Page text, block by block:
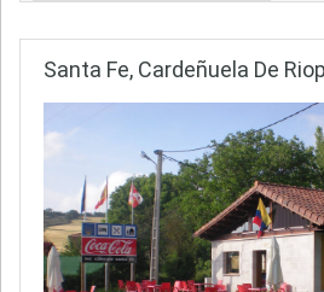
Santa Fe, Cardeñuela De